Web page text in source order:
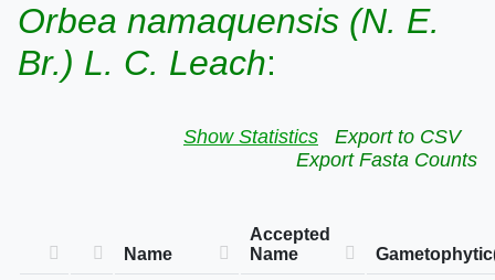
Orbea namaquensis (N. E.
Br.) L. C. Leach:
Show Statistics
Export to CSV
Export Fasta Counts
Name
Accepted
Name